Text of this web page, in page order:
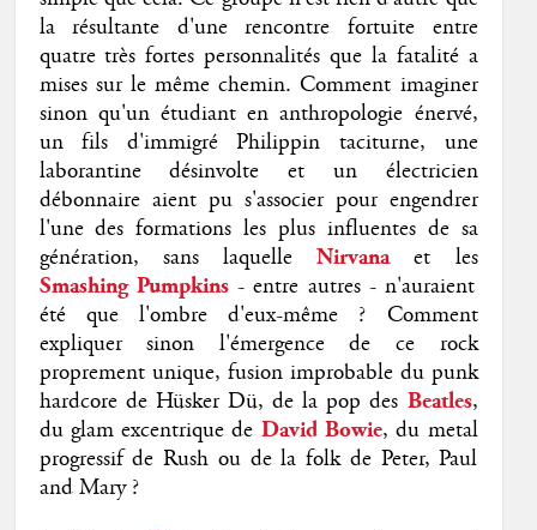
la résultante d'une rencontre fortuite entre
quatre très fortes personnalités que la fatalité a
mises sur le même chemin. Comment imaginer
sinon qu'un étudiant en anthropologie énervé,
un fils d'immigré Philippin taciturne, une
laborantine désinvolte et un électricien
débonnaire aient pu s'associer pour engendrer
l'une des formations les plus influentes de sa
génération, sans laquelleNirvanaet les
Smashing Pumpkins- entre autres - n'auraient
été que l'ombre d'eux-même ? Comment
expliquer sinon l'émergence de ce rock
proprement unique, fusion improbable du punk
hardcore de Hüsker Dü, de la pop des Beatles,
du glam excentrique de David Bowie, du metal
progressif de Rush ou de la folk de Peter, Paul
and Mary ?